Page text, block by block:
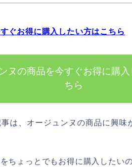
ぐお得に購入したい方はこちら
ヌの商品を今すぐお得に購入
ちら
は、オージュンヌの商品に興味
ちょっとでもお得に購入したい